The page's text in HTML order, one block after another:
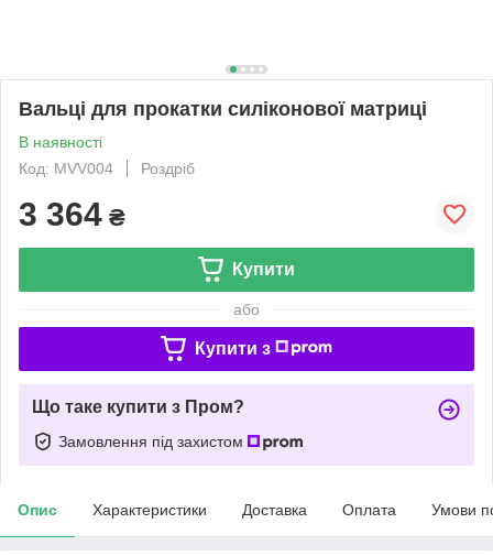
Вальці для прокатки силіконової матриці
В наявності
Код: MVV004
Роздріб
3 364 ₴
Купити
або
Купити з
Що таке купити з Пром?
Замовлення під захистом
Опис Характеристики Доставка Оплата Умови